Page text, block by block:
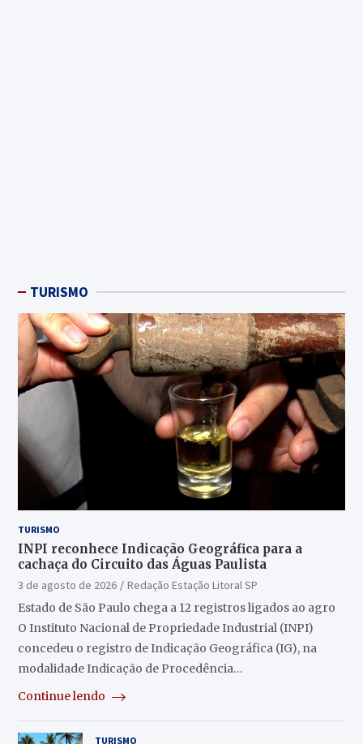
TURISMO
TURISMO
INPI reconhece Indicação Geográfica para a
cachaça do Circuito das Águas Paulista
3 de agosto de 2026
Redação Estação Litoral SP
Estado de São Paulo chega a 12 registros ligados ao agro
O Instituto Nacional de Propriedade Industrial (INPI)
concedeu o registro de Indicação Geográfica (IG), na
modalidade Indicação de Procedência…
Continue lendo
TURISMO